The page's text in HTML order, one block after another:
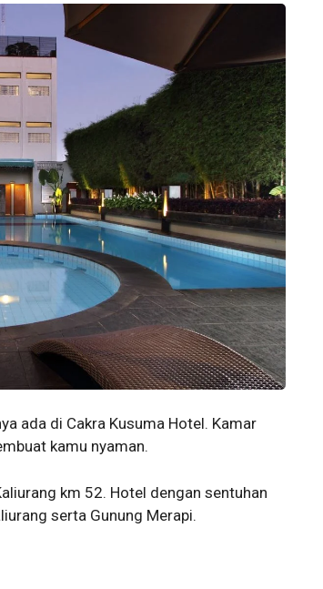
ada di Cakra Kusuma Hotel. Kamar
kamu nyaman.
km 52. Hotel dengan sentuhan
serta Gunung Merapi.